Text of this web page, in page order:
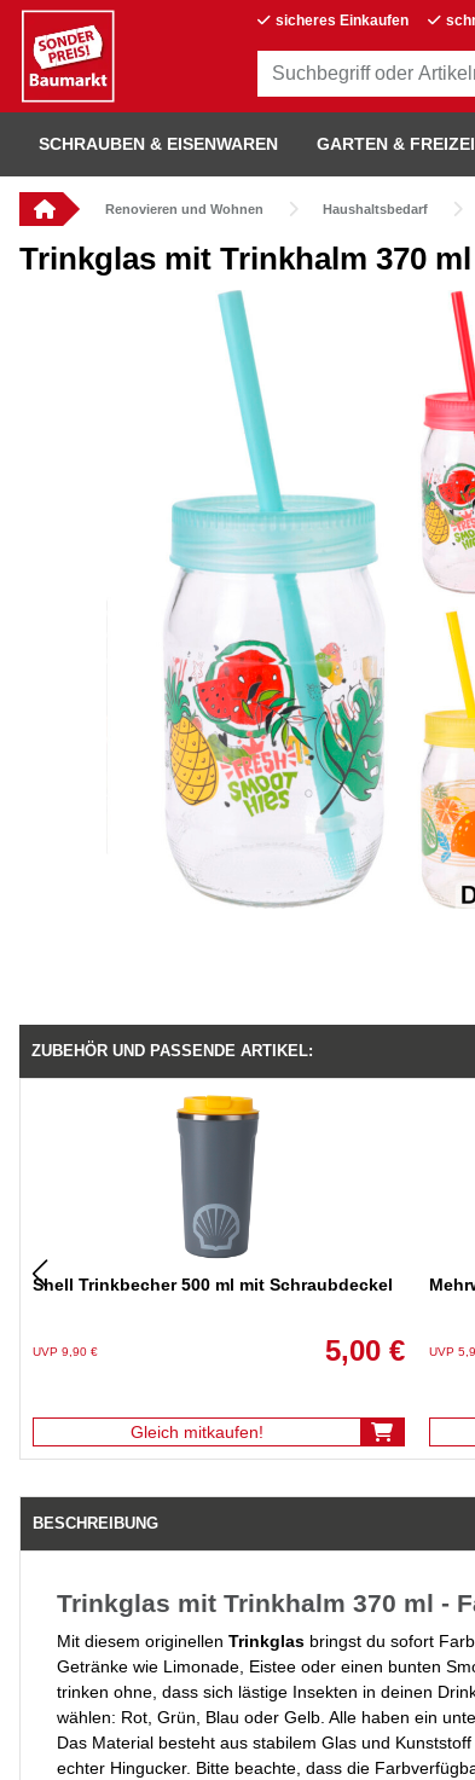
sicheres Einkaufen
SCHRAUBEN & EISENWAREN GARTEN &
Renovieren und Wohnen Haushaltsbedarf
Trinkglas mit Trinkhalm 370
ZUBEHÖR UND PASSENDE ARTIKEL:
Shell Trinkbecher 500 ml mit Schraubdeckel
UVP 9,90 € 5,00 €
Gleich mitkaufen!
UVP
BESCHREIBUNG
Trinkglas mit Trinkhalm 370 ml -
Mit diesem originellen Trinkglas bringst du sofort
Getränke wie Limonade, Eistee oder einen bunten
trinken ohne, dass sich lästige Insekten in deinen
wählen: Rot, Grün, Blau oder Gelb. Alle haben ein
Das Material besteht aus stabilem Glas und
echter Hingucker. Bitte beachte, dass die